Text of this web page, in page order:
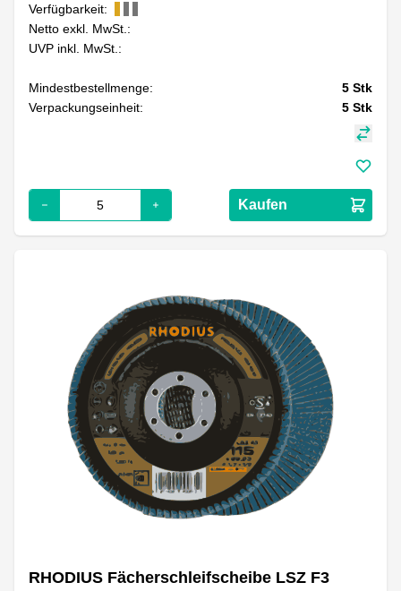
Verfügbarkeit:
Netto exkl. MwSt.:
UVP inkl. MwSt.:
Mindestbestellmenge: 5 Stk
Verpackungseinheit:
5 Stk
Kaufen
RHODIUS Fächerschleifscheibe LSZ F3